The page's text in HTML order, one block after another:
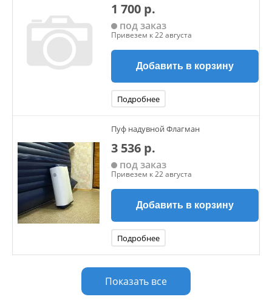
1 700 р.
под заказ
Привезем к 22 августа
Добавить в корзину
Подробнее
Пуф надувной Флагман
3 536 р.
под заказ
Привезем к 22 августа
Добавить в корзину
Подробнее
Показать все